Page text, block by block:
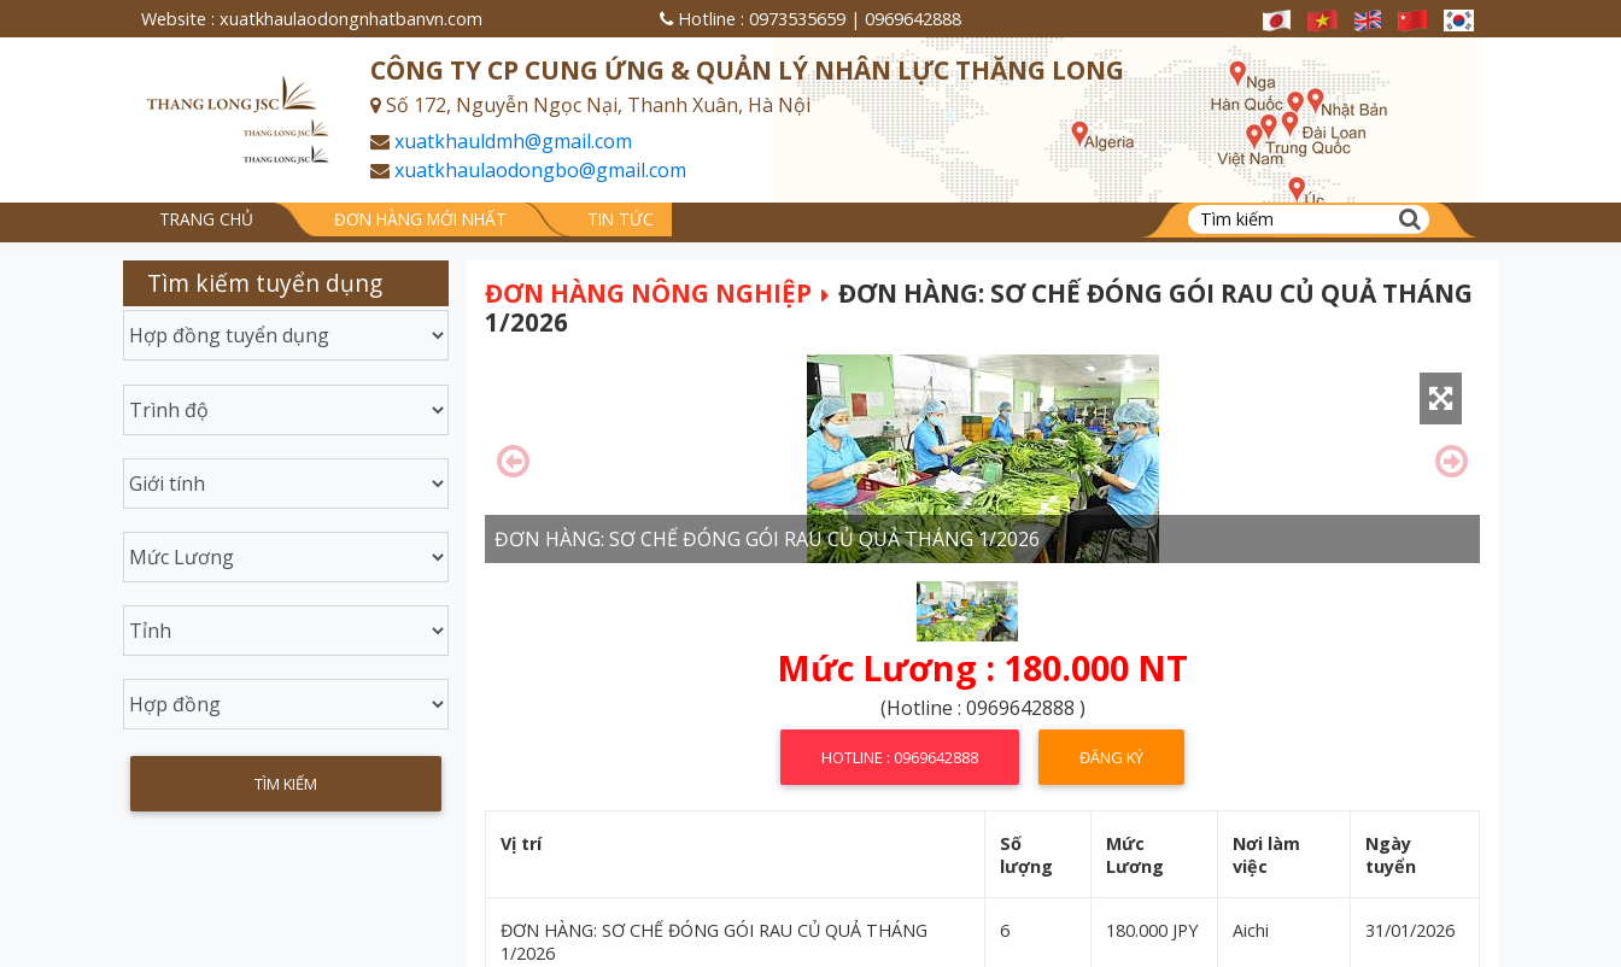
Website : xuatkhaulaodongnhatbanvn.com Hotline : 0973535659 | 0969642888
CÔNG TY CP CUNG ỨNG & QUẢN LÝ NHÂN LỰC THĂNG LONG
Số 172, Nguyễn Ngọc Nại, Thanh Xuân, Hà Nội
xuatkhauldmh@gmail.com
xuatkhaulaodongbo@gmail.com
TRANG CHỦ ĐƠN HÀNG MỚI NHẤT TIN TỨC
Tìm kiếm tuyển dụng ĐƠN HÀNG NÔNG NGHIỆP
ĐƠN HÀNG: SƠ CHẾ ĐÓNG GÓI RAU CỦ QUẢ THÁNG
1/2026
ĐƠN HÀNG: SƠ CHẾ ĐÓNG GÓI RAU CỦ QUẢ THÁNG 1/2026
Mức Lương : 180.000 NT
(Hotline : 0969642888 )
HOTLINE : 0969642888 ĐĂNG KÝ
Vị trí
Số
lượng
Mức
Lương
Nơi làm
việc
Ngày
tuyển
ĐƠN HÀNG: SƠ CHẾ ĐÓNG GÓI RAU CỦ QUẢ THÁNG
1/2026
6 180.000 JPY Aichi 31/01/2026